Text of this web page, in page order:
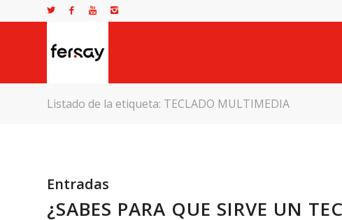
Listado de la etiqueta: TECLADO MULTIMEDIA
Entradas
¿SABES PARA QUE SIRVE UN